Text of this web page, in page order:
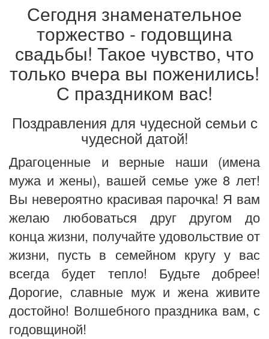
Сегодня знаменательное
торжество - годовщина
свадьбы! Такое чувство, что
только вчера вы поженились!
С праздником вас!
Поздравления для чудесной семьи с
чудесной датой!
Драгоценные и верные наши (имена
мужа и жены), вашей семье уже 8 лет!
Вы невероятно красивая парочка! Я вам
желаю любоваться друг другом до
конца жизни, получайте удовольствие от
жизни, пусть в семейном кругу у вас
всегда будет тепло! Будьте добрее!
Дорогие, славные муж и жена живите
достойно! Волшебного праздника вам, с
годовщиной!